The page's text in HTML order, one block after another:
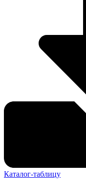
Каталог-таблицу